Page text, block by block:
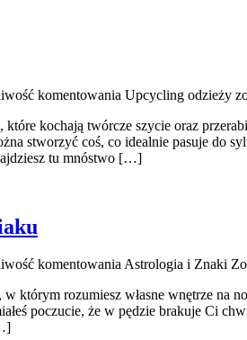
komentowania Upcycling odzieży
które kochają twórcze szycie oraz
stworzyć coś, co idealnie pasuje do
tu mnóstwo […]
komentowaniaAstrologia i Znaki
którym rozumiesz własne wnętrze na
poczucie, że w pędzie brakuje Ci